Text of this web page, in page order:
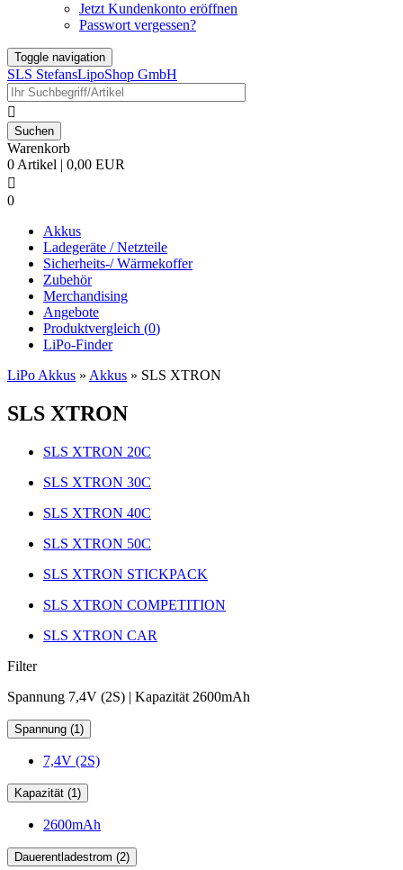
Jetzt Kundenkonto eröffnen
Passwort vergessen?
Toggle navigation
SLS StefansLipoShop GmbH

Warenkorb
0 Artikel | 0,00 EUR

0
Akkus
Ladegeräte / Netzteile
Sicherheits-/ Wärmekoffer
Zubehör
Merchandising
Angebote
Produktvergleich (0)
LiPo-Finder
LiPo Akkus » Akkus » SLS XTRON
SLS XTRON
SLS XTRON 20C
SLS XTRON 30C
SLS XTRON 40C
SLS XTRON 50C
SLS XTRON STICKPACK
SLS XTRON COMPETITION
SLS XTRON CAR
Filter
Spannung 7,4V (2S) | Kapazität 2600mAh
Spannung (1)
7,4V (2S)
Kapazität (1)
2600mAh
Dauerentladestrom (2)